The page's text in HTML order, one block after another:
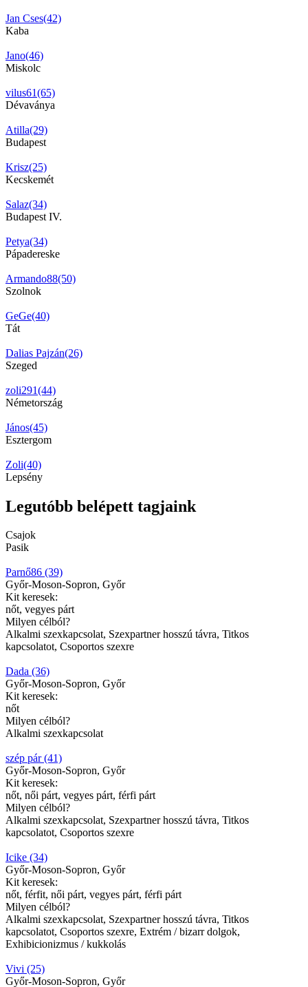
Jan Cses(42)
Kaba
Jano(46)
Miskolc
vilus61(65)
Dévaványa
Atilla(29)
Budapest
Krisz(25)
Kecskemét
Salaz(34)
Budapest IV.
Petya(34)
Pápadereske
Armando88(50)
Szolnok
GeGe(40)
Tát
Dalias Pajzán(26)
Szeged
zoli291(44)
Németország
János(45)
Esztergom
Zoli(40)
Lepsény
Legutóbb belépett tagjaink
Csajok
Pasik
Parnő86 (39)
Győr-Moson-Sopron, Győr
Kit keresek:
nőt, vegyes párt
Milyen célból?
Alkalmi szexkapcsolat, Szexpartner hosszú távra, Titkos
kapcsolatot, Csoportos szexre
Dada (36)
Győr-Moson-Sopron, Győr
Kit keresek:
nőt
Milyen célból?
Alkalmi szexkapcsolat
szép pár (41)
Győr-Moson-Sopron, Győr
Kit keresek:
nőt, női párt, vegyes párt, férfi párt
Milyen célból?
Alkalmi szexkapcsolat, Szexpartner hosszú távra, Titkos
kapcsolatot, Csoportos szexre
Icike (34)
Győr-Moson-Sopron, Győr
Kit keresek:
nőt, férfit, női párt, vegyes párt, férfi párt
Milyen célból?
Alkalmi szexkapcsolat, Szexpartner hosszú távra, Titkos
kapcsolatot, Csoportos szexre, Extrém / bizarr dolgok,
Exhibicionizmus / kukkolás
Vivi (25)
Győr-Moson-Sopron, Győr